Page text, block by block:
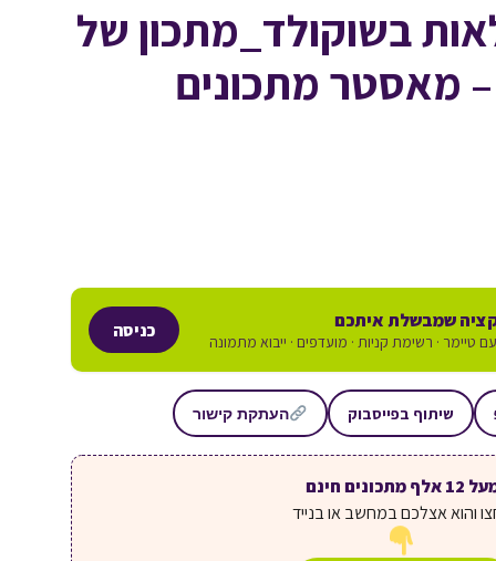
בשוקולד_מתכון של
– מאסטר מתכונים
שמבשלת איתכם
טיימר · רשימת קניות · מועדפים · ייבוא מתמונה
כניסה
שיתוף בפייסבוק העתקת קישור
אלף מתכונים חינם
והוא אצלכם במחשב או בנייד